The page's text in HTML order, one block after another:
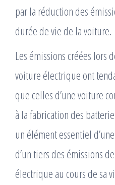
par la réduction des
durée de vie de la voiture.
Les émissions créées lors
voiture électrique ont
que celles d’une voiture
à la fabrication des
un élément essentiel
d’un tiers des émissions
électrique au cours de sa